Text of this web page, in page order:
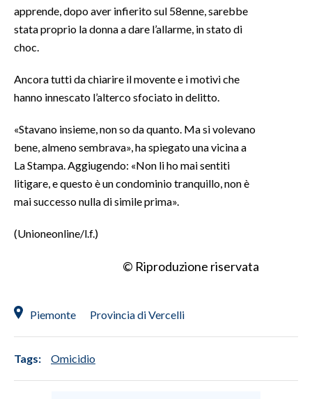
3 MINUTI CON
INFO AZIENDE
ABBONATI
ANNUNCI
NECROLOGI
PUBBLICITÀ
SPIAGGE
STORE
apprende, dopo aver infierito sul 58enne, sarebbe
stata proprio la donna a dare l’allarme, in stato di
choc.
Ancora tutti da chiarire il movente e i motivi che
hanno innescato l’alterco sfociato in delitto.
«Stavano insieme, non so da quanto. Ma si volevano
bene, almeno sembrava», ha spiegato una vicina a
La Stampa. Aggiugendo: «Non li ho mai sentiti
litigare, e questo è un condominio tranquillo, non è
mai successo nulla di simile prima».
(Unioneonline/l.f.)
© Riproduzione riservata
Piemonte Provincia di Vercelli
Tags: Omicidio